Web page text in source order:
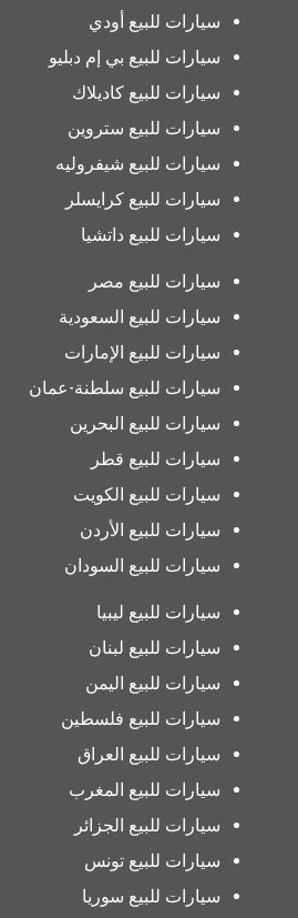
سيارات للبيع أودي
سيارات للبيع بي إم دبليو
سيارات للبيع كاديلاك
سيارات للبيع ستروين
سيارات للبيع شيفروليه
سيارات للبيع كرايسلر
سيارات للبيع داتشيا
سيارات للبيع مصر
سيارات للبيع السعودية
سيارات للبيع الإمارات
سيارات للبيع سلطنة-عمان
سيارات للبيع البحرين
سيارات للبيع قطر
سيارات للبيع الكويت
سيارات للبيع الأردن
سيارات للبيع السودان
سيارات للبيع ليبيا
سيارات للبيع لبنان
سيارات للبيع اليمن
سيارات للبيع فلسطين
سيارات للبيع العراق
سيارات للبيع المغرب
سيارات للبيع الجزائر
سيارات للبيع تونس
سيارات للبيع سوريا